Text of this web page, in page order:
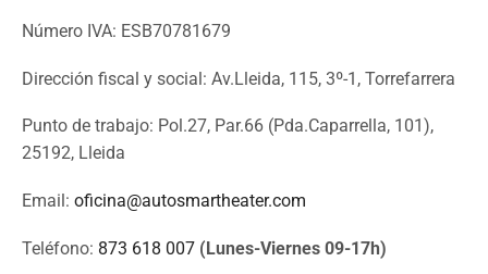
Número IVA: ESB70781679
Dirección fiscal y social: Av.Lleida, 115, 3º-1, Torrefarrera
Punto de trabajo: Pol.27, Par.66 (Pda.Caparrella, 101),
25192, Lleida
Email: oficina@autosmartheater.com
Teléfono: 873 618 007 (Lunes-Viernes 09-17h)